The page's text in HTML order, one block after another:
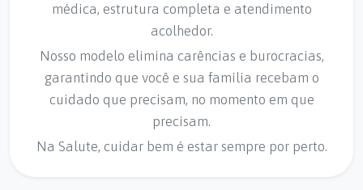
médica, estrutura completa e atendimento
acolhedor.
Nosso modelo elimina carências e burocracias,
garantindo que você e sua família recebam o
cuidado que precisam, no momento em que
precisam.
Na Salute, cuidar bem é estar sempre por perto.